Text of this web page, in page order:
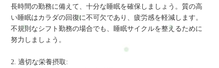
長時間の勤務に備えて、十分な睡眠を確保しましょう。質の高
い睡眠はカラダの回復に不可欠であり、疲労感を軽減します。
不規則なシフト勤務の場合でも、睡眠サイクルを整えるために
努力しましょう。
2. 適切な栄養摂取: